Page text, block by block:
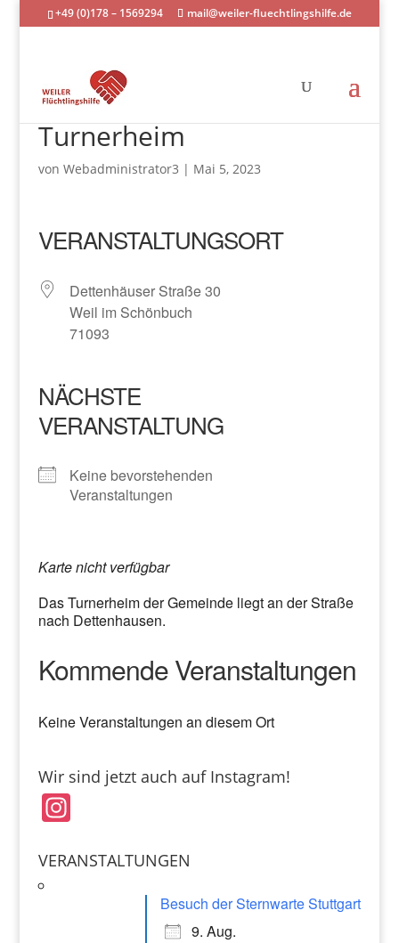
+49 (0)178 – 1569294 mail@weiler-fluechtlingshilfe.de
Turnerheim
von Webadministrator3 | Mai 5, 2023
VERANSTALTUNGSORT
Dettenhäuser Straße 30
Weil im Schönbuch
71093
NÄCHSTE
VERANSTALTUNG
Keine bevorstehenden
Veranstaltungen
Karte nicht verfügbar
Das Turnerheim der Gemeinde liegt an der Straße
nach Dettenhausen.
Kommende Veranstaltungen
Keine Veranstaltungen an diesem Ort
Wir sind jetzt auch auf Instagram!
In
a
VERANSTALTUNGEN
Besuch der Sternwarte Stuttgart
9. Aug.